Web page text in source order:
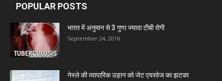
Leeford Healthcare Ltd
Admac Group Companies
Deep Shree Pharmaceuticals
POPULAR POSTS
भारत में अनुमान से 3 गुणा ज्यादा टीबी रोगी
September 24, 2016
नेस्ले की व्यापारिक उड़ान को जेट एयरवेज का झटका